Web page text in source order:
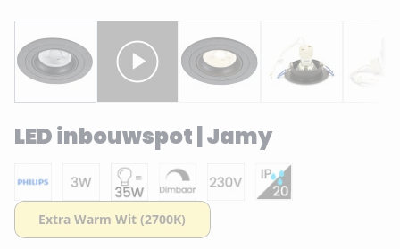
LED inbouwspot | Jamy